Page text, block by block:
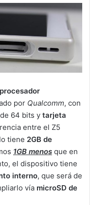
procesador
por Qualcomm, con
64 bits y tarjeta
entre el Z5
tiene 2GB de
1GB menos que en
el dispositivo tiene
interno, que será de
vía microSD de